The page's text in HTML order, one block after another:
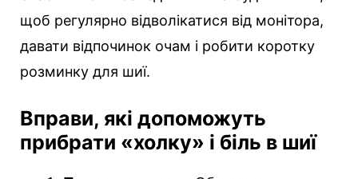
щоб регулярно відволікатися від монітора,
давати відпочинок очам і робити коротку
розминку для шиї.
Вправи, які допоможуть
прибрати «холку» і біль в шиї